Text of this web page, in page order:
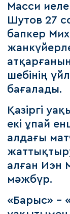
Масси
Шутов 27
бапкер
шебінің
бағалады.
Қазіргі
екі ұпай
алдағы
алған Иэн
мәжбүр.
«Барыс» –